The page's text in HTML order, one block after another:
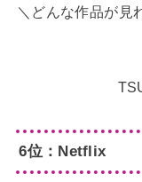
＼どんな作品が見
6位：Netflix